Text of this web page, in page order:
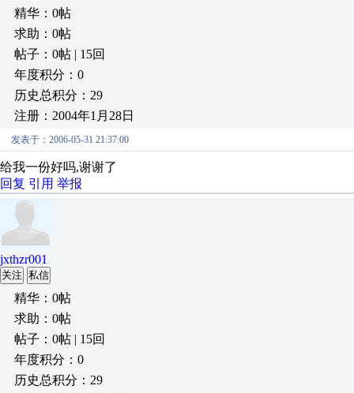
精华：0帖
求助：0帖
帖子：0帖 | 15回
年度积分：0
历史总积分：29
注册：2004年1月28日
发表于：2006-05-31 21:37:00
给我一份好吗,谢谢了
回复 引用 举报
jxthzr001
关注 私信
精华：0帖
求助：0帖
帖子：0帖 | 15回
年度积分：0
历史总积分：29